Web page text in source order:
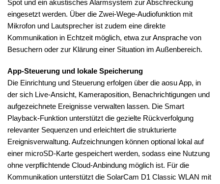
Spot und ein akustisches Alarmsystem zur Abschreckung
eingesetzt werden. Über die Zwei-Wege-Audiofunktion mit
Mikrofon und Lautsprecher ist zudem eine direkte
Kommunikation in Echtzeit möglich, etwa zur Ansprache von
Besuchern oder zur Klärung einer Situation im Außenbereich.
App-Steuerung und lokale Speicherung
Die Einrichtung und Steuerung erfolgen über die aosu App, in
der sich Live-Ansicht, Kameraposition, Benachrichtigungen und
aufgezeichnete Ereignisse verwalten lassen. Die Smart
Playback-Funktion unterstützt die gezielte Rückverfolgung
relevanter Sequenzen und erleichtert die strukturierte
Ereignisverwaltung. Aufzeichnungen können optional lokal auf
einer microSD-Karte gespeichert werden, sodass eine Nutzung
ohne verpflichtende Cloud-Anbindung möglich ist. Für die
Kommunikation unterstützt die SolarCam D1 Classic WLAN mit